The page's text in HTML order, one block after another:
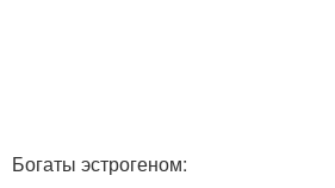
Богаты эстрогеном: